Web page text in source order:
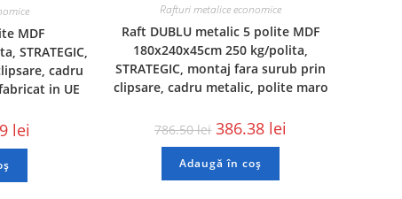
MDF
STRATEGIC,
cadru
in UE
lei
Rafturi metalice economice
Raft DUBLU metalic 5 polite MDF
180x240x45cm 250 kg/polita,
STRATEGIC, montaj fara surub prin
clipsare, cadru metalic, polite maro
786.50lei 386.38 lei
Adaugă în coș